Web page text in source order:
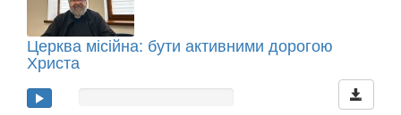
Церква місійна: бути активними дорогою
Христа